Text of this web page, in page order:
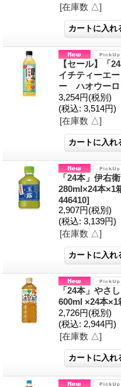
[在庫数 △]
【セール】「
イチティーエ
ー ハオウーロ
3,254円(税別)
(税込: 3,514円)
[在庫数 △]
「24本」伊
280ml×24本×1
446410]
2,907円(税別)
(税込: 3,139円)
[在庫数 △]
「24本」や
600ml ×24本
2,726円(税別)
(税込: 2,944円)
[在庫数 △]